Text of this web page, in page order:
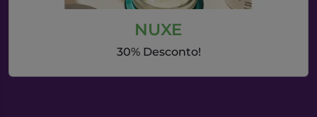
NUXE
30% Desconto!